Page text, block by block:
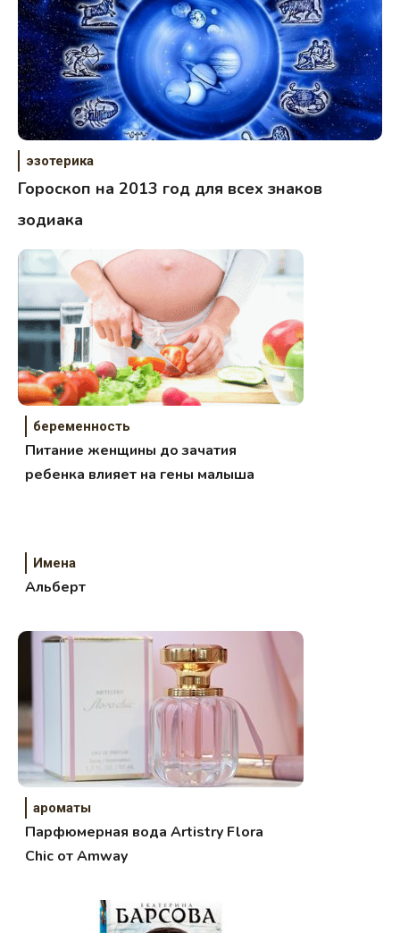
эзотерика
Гороскоп на 2013 год для всех знаков
зодиака
беременность
Питание женщины до зачатия
ребенка влияет на гены малыша
Имена
Альберт
ароматы
Парфюмерная вода Artistry Flora
Chic от Amway